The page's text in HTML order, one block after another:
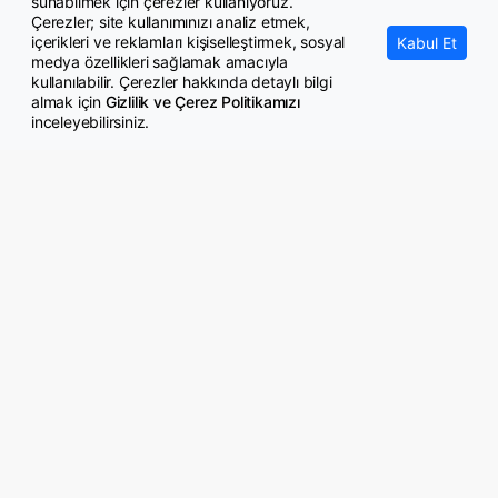
Çerezler; site kullanımınızı analiz etmek,
içerikleri ve reklamları kişiselleştirmek, sosyal
medya özellikleri sağlamak amacıyla
kullanılabilir. Çerezler hakkında detaylı bilgi
almak için Gizlilik ve Çerez Politikamızı
inceleyebilirsiniz.
Kabul Et